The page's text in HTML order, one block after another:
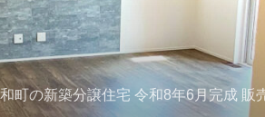
の新築分譲住宅 令和8年6月完成 販